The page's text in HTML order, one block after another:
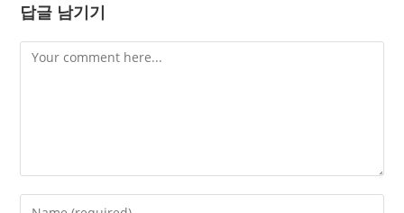
답글 남기기
Comment
Enter